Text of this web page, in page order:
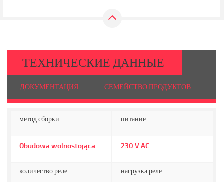
ТЕХНИЧЕСКИЕ ДАННЫЕ
ДОКУМЕНТАЦИЯ СЕМЕЙСТВО ПРОДУКТОВ
метод сборки
Obudowa wolnostojąca
питание
230 V AC
количество реле нагрузка реле